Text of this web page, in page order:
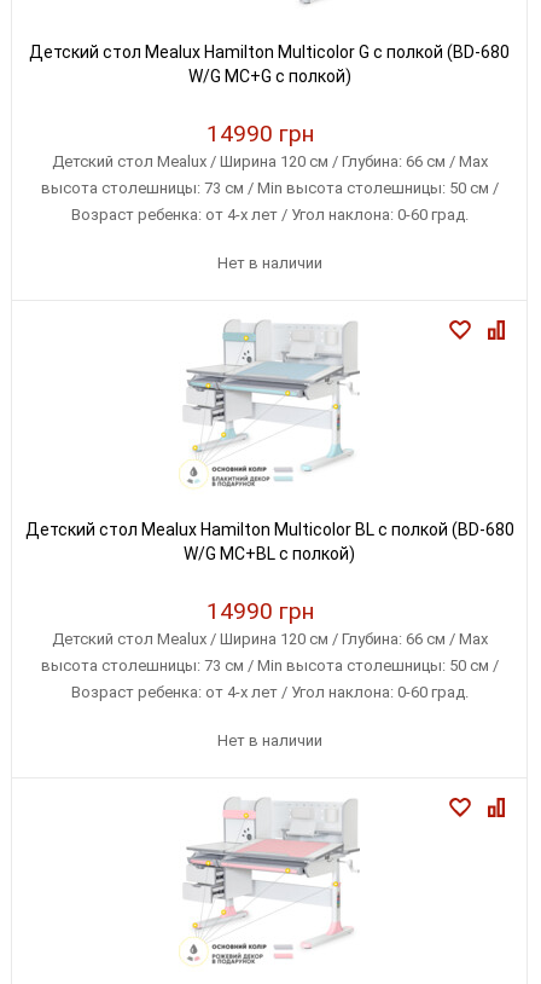
Детский стол Mealux Hamilton Multicolor G с полкой (BD-680
W/G MC+G с полкой)
14990 грн
Детский стол Mealux / Ширина 120 см / Глубина: 66 см / Max
высота столешницы: 73 см / Min высота столешницы: 50 см /
Возраст ребенка: от 4-х лет / Угол наклона: 0-60 град.
Нет в наличии
Детский стол Mealux Hamilton Multicolor BL с полкой (BD-680
W/G MC+BL с полкой)
14990 грн
Детский стол Mealux / Ширина 120 см / Глубина: 66 см / Max
высота столешницы: 73 см / Min высота столешницы: 50 см /
Возраст ребенка: от 4-х лет / Угол наклона: 0-60 град.
Нет в наличии